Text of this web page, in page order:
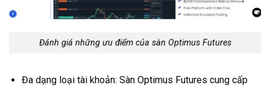
Đánh giá những ưu điểm của sàn Optimus Futures
Đa dạng loại tài khoản: Sàn Optimus Futures cung cấp